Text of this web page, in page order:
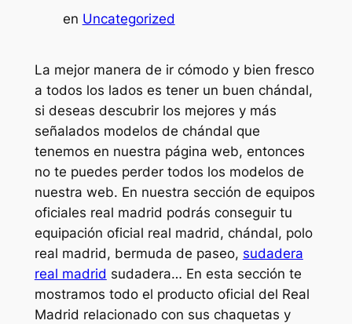
en Uncategorized
La mejor manera de ir cómodo y bien fresco
a todos los lados es tener un buen chándal,
si deseas descubrir los mejores y más
señalados modelos de chándal que
tenemos en nuestra página web, entonces
no te puedes perder todos los modelos de
nuestra web. En nuestra sección de equipos
oficiales real madrid podrás conseguir tu
equipación oficial real madrid, chándal, polo
real madrid, bermuda de paseo, sudadera
real madrid sudadera… En esta sección te
mostramos todo el producto oficial del Real
Madrid relacionado con sus chaquetas y